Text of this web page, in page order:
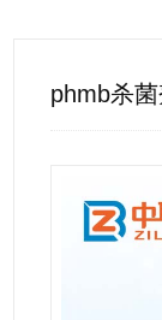
phmb杀